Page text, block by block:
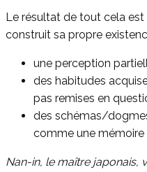
Le résultat de tout cela est
construit sa propre
une perception
des habitudes
pas remises en
des schémas/
comme une mémoire
Nan-in, le maître japonais,